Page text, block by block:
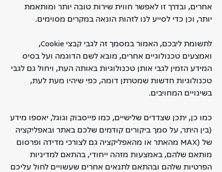
אחרים, ובדרך זו לאפשר חווית שירות טובה יותר ומותאמת
יותר, וכן כדי לסייע לנו לזהות הונאה במקרים מסוימים.
לתשומת ליבכם, האמור במסמך זה לגבי קבצי Cookie,
ואמצעים טכנולוגיים אחרים, מובא לשם הדוגמה ועל בסיס
המידע הזמין לגבי אותן טכנולוגיות באותה העת, ויחול גם לגבי
טכנולוגיות חדשות שמטרתן דומה, כפי שיהיו מעת לעת,
בשינויים המחויבים.
כמו כן, יתכן שצדדים שלישיים, כמו פייסבוק וגוגל, יאספו מידע
(בין היתר, על סמך ביקורים קודמים שלכם באתר ובאפליקציה
של (MAX מהאתר או מהאפליקציה גם לצורכי מדידה ופרסום
מותאם שלהם, באמצעות מזהה ייחודי, בהתאם למדיניות
הפרטיות שלהם ובהתאם לתנאים אחרים שעשויים לחול עליכם